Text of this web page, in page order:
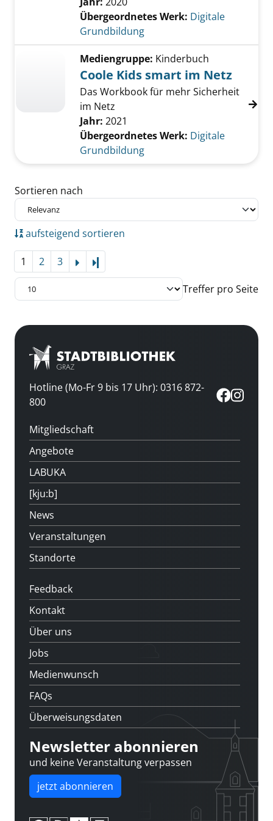
Übergeordnetes Werk: Digitale
Grundbildung
Mediengruppe: Kinderbuch
Coole Kids smart im Netz
Das Workbook für mehr Sicherheit
im Netz
Jahr: 2021
Übergeordnetes Werk: Digitale
Grundbildung
Zu den Suchfiltern springen
Sortieren nach
aufsteigend sortieren
1 2 3
Treffer pro Seite
Hotline (Mo-Fr 9 bis 17 Uhr): 0316 872-
800
Mitgliedschaft
Angebote
LABUKA
[kju:b]
News
Veranstaltungen
Standorte
Feedback
Kontakt
Über uns
Jobs
Medienwunsch
FAQs
Überweisungsdaten
Newsletter abonnieren
und keine Veranstaltung verpassen
jetzt abonnieren